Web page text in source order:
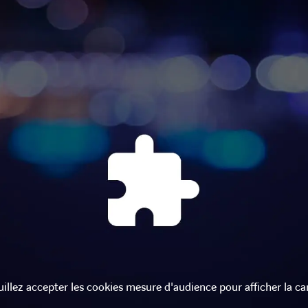
accepter les cookies mesure d'audience pour afficher la